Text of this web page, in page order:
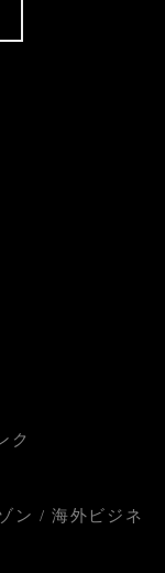
ク
ン / 海外ビジネ